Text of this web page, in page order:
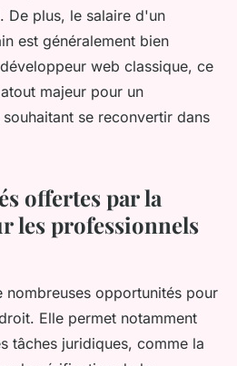
De plus, le salaire d'un
est généralement bien
web classique, ce
majeur pour un
se reconvertir dans
offertes par la
les professionnels
opportunités pour
Elle permet notamment
tâches juridiques, comme la